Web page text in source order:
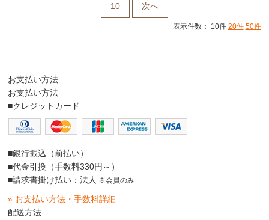
10 次へ
表示件数： 10件 20件 50件
お支払い方法
お支払い方法
■クレジットカード
■銀行振込（前払い）
■代金引換（手数料330円～）
■請求書掛け払い：法人 ※会員のみ
» お支払い方法・手数料詳細
配送方法